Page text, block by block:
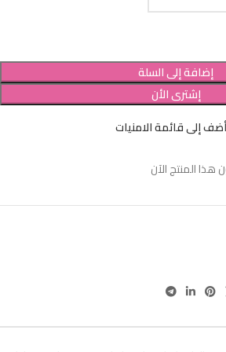
إضافة إلى السلة
إشترى الأن
أضف إلى قائمة الامنيات
المنتج الآن